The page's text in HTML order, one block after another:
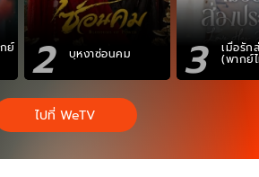
ย์ 2 บุหงาซ่อนคม 3 เมื่อรัก
(พากย์
ไปที่ WeTV